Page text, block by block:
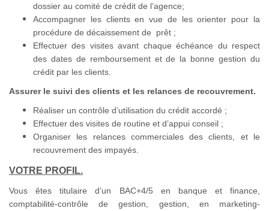
dossier au comité de crédit de l’agence;
Accompagner les clients en vue de les orienter pour la
procédure de décaissement de prêt ;
Effectuer des visites avant chaque échéance du respect
des dates de remboursement et de la bonne gestion du
crédit par les clients.
Assurer le suivi des clients et les relances de recouvrement.
Réaliser un contrôle d’utilisation du crédit accordé ;
Effectuer des visites de routine et d’appui conseil ;
Organiser les relances commerciales des clients, et le
recouvrement des impayés.
VOTRE PROFIL.
Vous êtes titulaire d’un BAC+4/5 en banque et finance,
comptabilité-contrôle de gestion, gestion, en marketing-